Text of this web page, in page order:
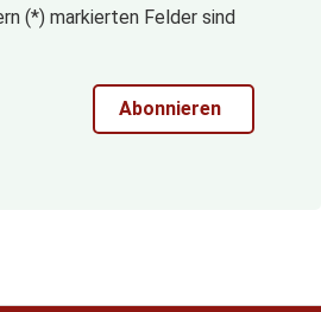
(*) markierten Felder sind
Abonnieren